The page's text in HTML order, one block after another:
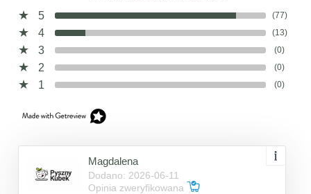
5
(77)
4 (13)
3 (0)
2 (0)
1 (0)
Magdalena
Dodano: 2026-06-11
Opinia zweryfikowana